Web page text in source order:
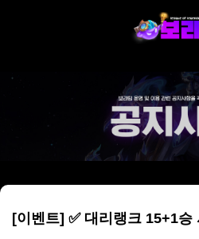
[이벤트] ✅ 대리랭크 15+1승